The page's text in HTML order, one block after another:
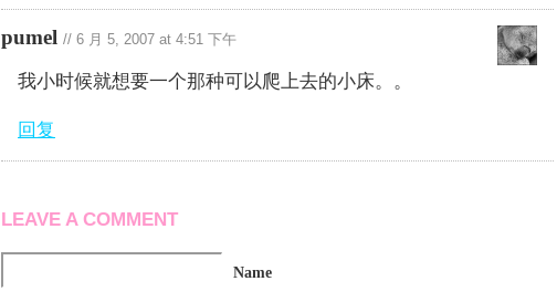
pumel // 6 月 5, 2007 at 4:51 下午
我小时候就想要一个那种可以爬上去的小床。。
回复
LEAVE A COMMENT
Name